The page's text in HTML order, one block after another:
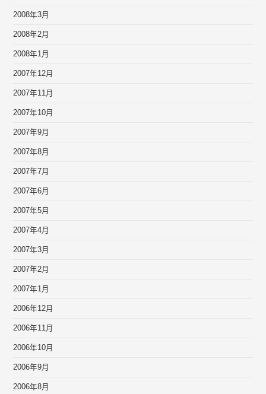
2008年3月
2008年2月
2008年1月
2007年12月
2007年11月
2007年10月
2007年9月
2007年8月
2007年7月
2007年6月
2007年5月
2007年4月
2007年3月
2007年2月
2007年1月
2006年12月
2006年11月
2006年10月
2006年9月
2006年8月